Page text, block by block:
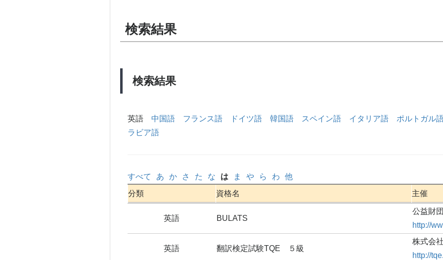
検索結果
検索結果
英語 中国語 フランス語 ドイツ語 韓国語 スペイン語 イタリア語 ポルトガル
ラビア語
すべて あ か さ た な は ま や ら わ 他
分類
資格名 主催
英語 BULATS
公益財
http://
英語 翻訳検定試験TQE ５級
株式会
http://